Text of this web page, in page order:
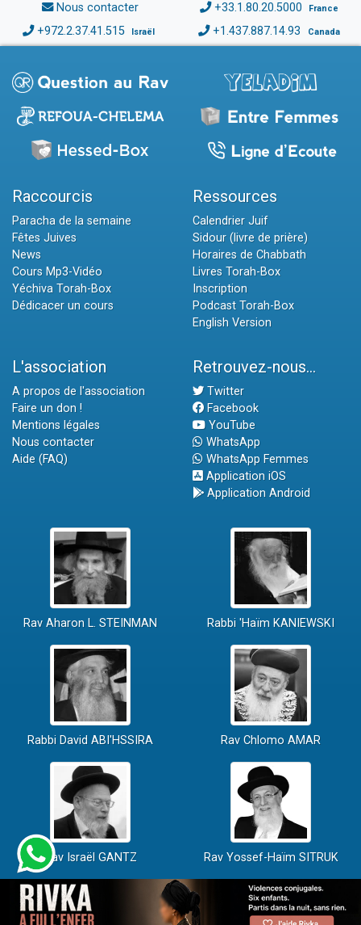
Nous contacter +33.1.80.20.5000 France
+972.2.37.41.515 Israël +1.437.887.14.93 Canada
Raccourcis
Paracha de la semaine
Fêtes Juives
News
Cours Mp3-Vidéo
Yéchiva Torah-Box
Dédicacer un cours
Ressources
Calendrier Juif
Sidour (livre de prière)
Horaires de Chabbath
Livres Torah-Box
Inscription
Podcast Torah-Box
English Version
L'association
A propos de l'association
Faire un don !
Mentions légales
Nous contacter
Aide (FAQ)
Retrouvez-nous...
Twitter
Facebook
YouTube
WhatsApp
WhatsApp Femmes
Application iOS
Application Android
Rav Aharon L. STEINMAN Rabbi 'Haïm KANIEWSKI
Rabbi David ABI'HSSIRA Rav Chlomo AMAR
Rav Israël GANTZ Rav Yossef-Haïm SITRUK